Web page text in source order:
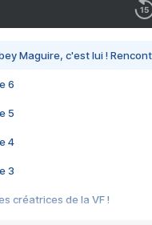
Maguire, c'est lui !
6
5
4
3
créatrices de la VF !